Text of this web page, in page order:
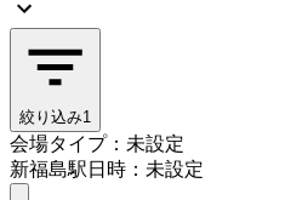
絞り込み1
会場タイプ：未設定
新福島駅日時：未設定